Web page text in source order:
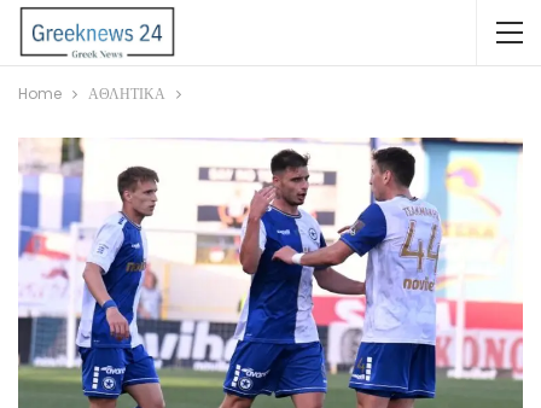
Home ΑΘΛΗΤΙΚΑ